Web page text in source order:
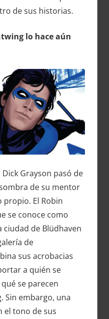
de sus historias.
lo hace aún
Grayson pasó de
de su mentor
El Robin
se conoce como
ciudad de Blüdhaven
de
sus acrobacias
a quién se
se parecen
Sin embargo, una
el tono de sus